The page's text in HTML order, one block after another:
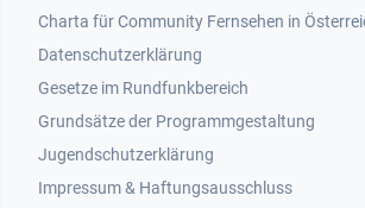
Footer 1
Charta für Community Fernsehen in
Datenschutzerklärung
Gesetze im Rundfunkbereich
Grundsätze der Programmgestaltung
Jugendschutzerklärung
Impressum & Haftungsausschluss